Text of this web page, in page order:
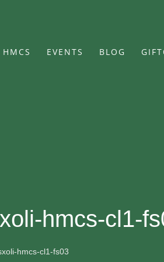
HMCS EVENTS BLOG
hmcs-cl1-
hmcs-cl1-fs03